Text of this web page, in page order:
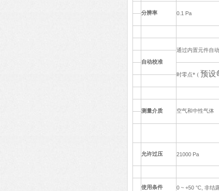
分辨率 0.1 Pa
通过内置元件自
自动校准
时零点* ( 预设
测量介质 空气和中性气体
允许过压 21000 Pa
使用条件 0 ~ +50 °C, 非结